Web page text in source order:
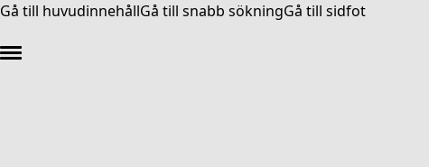
Gå till huvudinnehållGå till snabb sökningGå till sidfot